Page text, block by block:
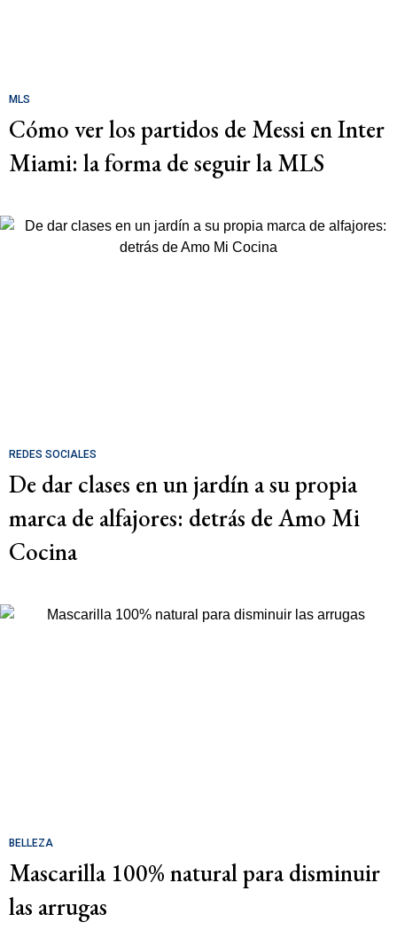
MLS
Cómo ver los partidos de Messi en Inter
Miami: la forma de seguir la MLS
REDES SOCIALES
De dar clases en un jardín a su propia
marca de alfajores: detrás de Amo Mi
Cocina
BELLEZA
Mascarilla 100% natural para disminuir
las arrugas